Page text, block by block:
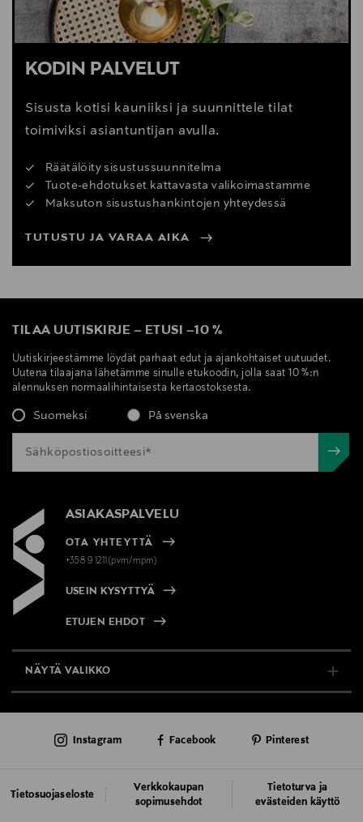
KODIN PALVELUT
Sisusta kotisi kauniiksi ja suunnittele tilat
toimiviksi asiantuntijan avulla.
Räätälöity sisustussuunnitelma
Tuote-ehdotukset kattavasta valikoimastamme
Maksuton sisustushankintojen yhteydessä
TUTUSTU JA VARAA AIKA
TILAA UUTISKIRJE – ETUSI –10 %
Uutiskirjeestämme löydät parhaat edut ja ajankohtaiset uutuudet.
Uutena tilaajana lähetämme sinulle etukoodin, jolla saat 10 %:n
alennuksen normaalihintaisesta kertaostoksesta.
Suomeksi På svenska
ASIAKASPALVELU
OTA YHTEYTTÄ
+358 9 1211(pvm/mpm)
USEIN KYSYTTYÄ
ETUJEN EHDOT
NÄYTÄ VALIKKO
AJANKOHTAISTA
Tietosuojaseloste
Verkkokaupan
sopimusehdot
Tietoturva ja
evästeiden käyttö
Instagram Facebook Pinterest